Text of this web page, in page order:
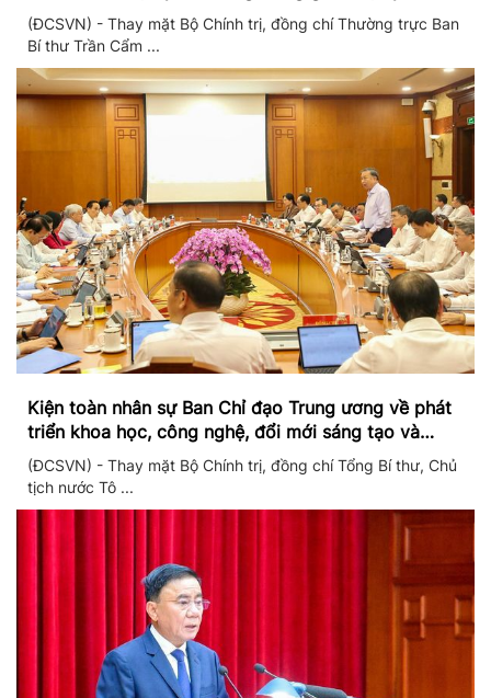
triển mới
(ĐCSVN) - Thay mặt Bộ Chính trị, đồng chí Thường trực Ban
Bí thư Trần Cẩm ...
Kiện toàn nhân sự Ban Chỉ đạo Trung ương về phát
triển khoa học, công nghệ, đổi mới sáng tạo và
chuyển đổi số
(ĐCSVN) - Thay mặt Bộ Chính trị, đồng chí Tổng Bí thư, Chủ
tịch nước Tô ...